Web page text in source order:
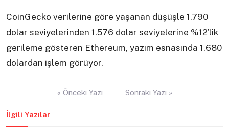
CoinGecko verilerine göre yaşanan düşüşle 1.790
dolar seviyelerinden 1.576 dolar seviyelerine %12’lik
gerileme gösteren Ethereum, yazım esnasında 1.680
dolardan işlem görüyor.
« Önceki Yazı Sonraki Yazı »
İlgili Yazılar